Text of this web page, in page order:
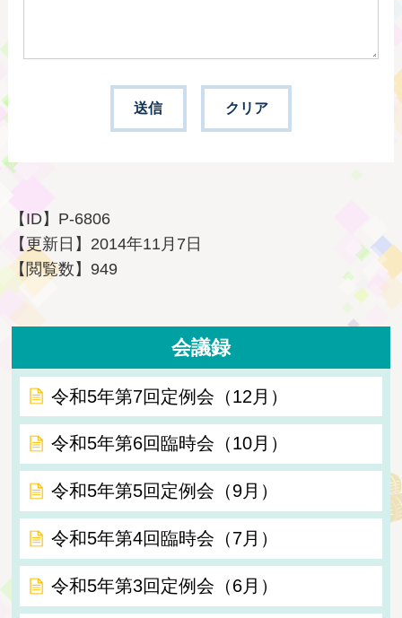
【ID】 P-6806
【更新日】 2014年11月7日
【閲覧数】 949
会議録
令和5年第7回定例会（12月）
令和5年第6回臨時会（10月）
令和5年第5回定例会（9月）
令和5年第4回臨時会（7月）
令和5年第3回定例会（6月）